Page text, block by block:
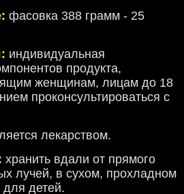
фасовка 388 грамм - 25
индивидуальная
продукта,
женщинам, лицам до 18
проконсультироваться с
лекарством.
хранить вдали от прямого
лучей, в сухом, прохладном
для детей.